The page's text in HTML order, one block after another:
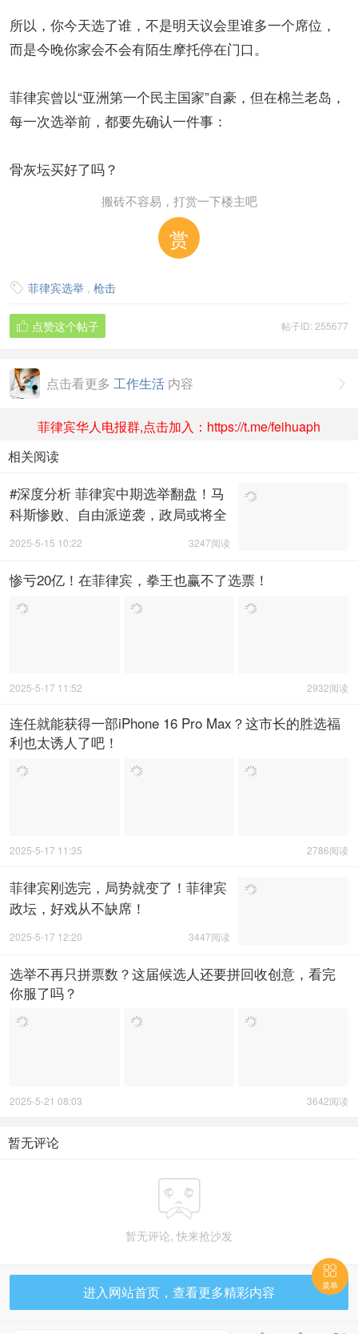
所以，你今天选了谁，不是明天议会里谁多一个席位，
而是今晚你家会不会有陌生摩托停在门口。
菲律宾曾以“亚洲第一个民主国家”自豪，但在棉兰老岛，
每一次选举前，都要先确认一件事：
骨灰坛买好了吗？
搬砖不容易，打赏一下楼主吧
赏
 菲律宾选举 , 枪击
帖子ID: 255677
 点赞这个帖子

点击看更多 工作生活 内容
菲律宾华人电报群,点击加入：https://t.me/feihuaph
相关阅读
#深度分析 菲律宾中期选举翻盘！马
科斯惨败、自由派逆袭，政局或将全
面改写
3247阅读
2025-5-15 10:22
惨亏20亿！在菲律宾，拳王也赢不了选票！
2932阅读
2025-5-17 11:52
连任就能获得一部iPhone 16 Pro Max？这市长的胜选福
利也太诱人了吧！
2786阅读
2025-5-17 11:35
菲律宾刚选完，局势就变了！菲律宾
政坛，好戏从不缺席！
3447阅读
2025-5-17 12:20
选举不再只拼票数？这届候选人还要拼回收创意，看完
你服了吗？
3642阅读
2025-5-21 08:03
暂无评论

暂无评论, 快来抢沙发
进入网站首页，查看更多精彩内容

菜单